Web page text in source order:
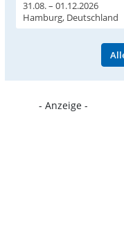
31.08. – 01.12.2026
Hamburg, Deutschland
- Anzeige -